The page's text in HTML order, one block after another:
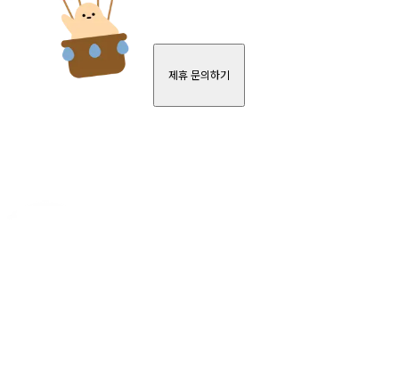
제휴 문의하기